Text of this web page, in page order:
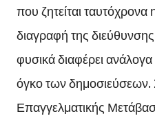
που ζητείται
διαγραφή της
φυσικά διαφέρει
όγκο των
Επαγγελματικής